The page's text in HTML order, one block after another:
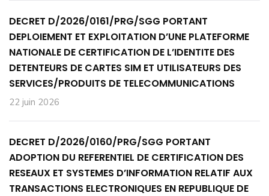
DECRET D/2026/0161/PRG/SGG PORTANT
DEPLOIEMENT ET EXPLOITATION D’UNE PLATEFORME
NATIONALE DE CERTIFICATION DE L’IDENTITE DES
DETENTEURS DE CARTES SIM ET UTILISATEURS DES
SERVICES/PRODUITS DE TELECOMMUNICATIONS
22 juin 2026
DECRET D/2026/0160/PRG/SGG PORTANT
ADOPTION DU REFERENTIEL DE CERTIFICATION DES
RESEAUX ET SYSTEMES D’INFORMATION RELATIF AUX
TRANSACTIONS ELECTRONIQUES EN REPUBLIQUE DE